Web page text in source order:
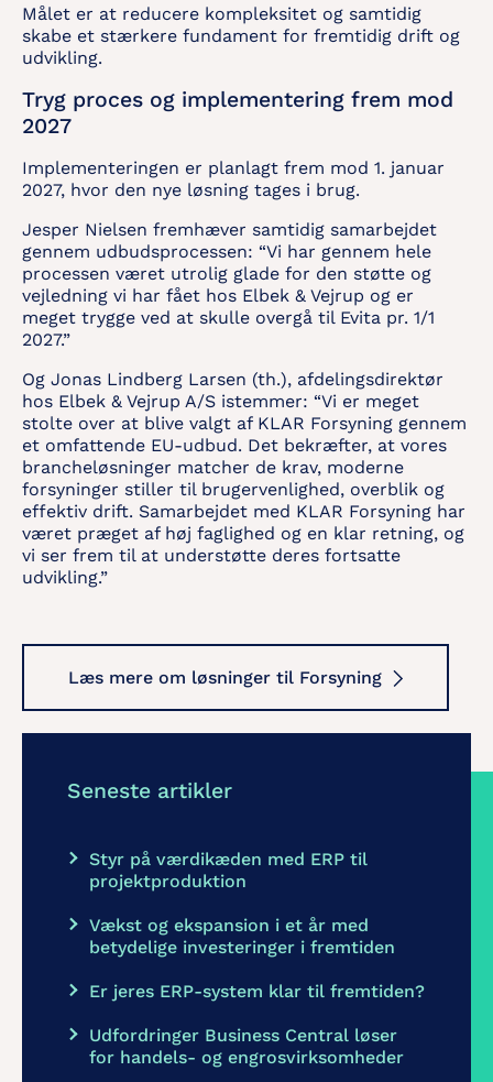
Målet er at reducere kompleksitet og samtidig
skabe et stærkere fundament for fremtidig drift og
udvikling.
Tryg proces og implementering frem mod
2027
Implementeringen er planlagt frem mod 1. januar
2027, hvor den nye løsning tages i brug.
Jesper Nielsen fremhæver samtidig samarbejdet
gennem udbudsprocessen: “Vi har gennem hele
processen været utrolig glade for den støtte og
vejledning vi har fået hos Elbek & Vejrup og er
meget trygge ved at skulle overgå til Evita pr. 1/1
2027.”
Og Jonas Lindberg Larsen (th.), afdelingsdirektør
hos Elbek & Vejrup A/S istemmer: “Vi er meget
stolte over at blive valgt af KLAR Forsyning gennem
et omfattende EU-udbud. Det bekræfter, at vores
brancheløsninger matcher de krav, moderne
forsyninger stiller til brugervenlighed, overblik og
effektiv drift. Samarbejdet med KLAR Forsyning har
været præget af høj faglighed og en klar retning, og
vi ser frem til at understøtte deres fortsatte
udvikling.”
Læs mere om løsninger til Forsyning
Seneste artikler
Styr på værdikæden med ERP til
projektproduktion
Vækst og ekspansion i et år med
betydelige investeringer i fremtiden
Er jeres ERP-system klar til fremtiden?
Udfordringer Business Central løser
for handels- og engrosvirksomheder